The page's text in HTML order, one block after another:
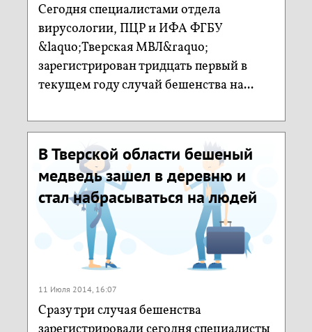
Сегодня специалистами отдела
вирусологии, ПЦР и ИФА ФГБУ
&laquo;Тверская МВЛ&raquo;
зарегистрирован тридцать первый в
текущем году случай бешенства на...
В Тверской области бешеный
медведь зашел в деревню и
стал набрасываться на людей
11 Июля 2014, 16:07
Сразу три случая бешенства